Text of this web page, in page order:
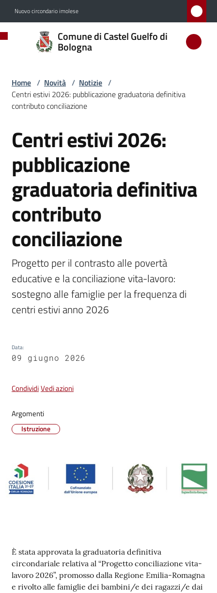
Nuovo circondario imolese
Comune di Castel Guelfo di
Bologna
Comune
di
Guelfo
di
Bologna
Amministrazione
Novità
Menu selezionato
Servizi
Vivere
Guelfo
Tutti
argomenti...
Seguici
Home / Novità / Notizie /
Centri estivi 2026: pubblicazione graduatoria definitiva
contributo conciliazione
Salta al contenuto
Centri estivi 2026:
pubblicazione
graduatoria definitiva
contributo
conciliazione
Progetto per il contrasto alle povertà
educative e la conciliazione vita-lavoro:
sostegno alle famiglie per la frequenza di
centri estivi anno 2026
Data:
09 giugno 2026
CondividiVedi azioni
Argomenti
Istruzione
Contenuto
È stata approvata la graduatoria definitiva
circondariale relativa al “Progetto conciliazione vita-
lavoro 2026”, promosso dalla Regione Emilia-Romagna
e rivolto alle famiglie dei bambini/e dei ragazzi/e dai